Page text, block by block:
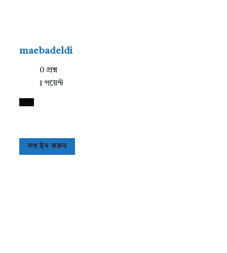
maebadeldi
0 প্রশ্ন
1পয়েন্ট
লগ ইন করুন